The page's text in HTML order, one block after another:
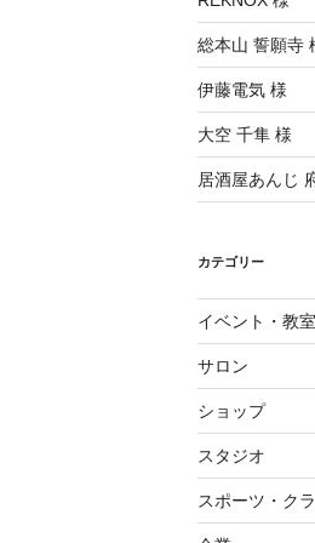
総本山 誓願寺
伊藤電気 様
大空 千隼 様
居酒屋あんじ
カテゴリー
イベント・教室
サロン
ショップ
スタジオ
スポーツ・ク